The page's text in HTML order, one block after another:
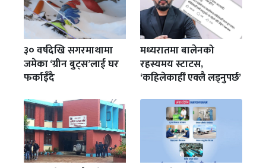
३० वर्षदेखि सगरमाथामा
जमेका ‘ग्रीन बुट्स’लाई घर
फर्काइँदै
मध्यरातमा बालेनको
रहस्यमय स्टाटस,
‘कहिलेकाहीँ एक्लै लड्नुपर्छ’